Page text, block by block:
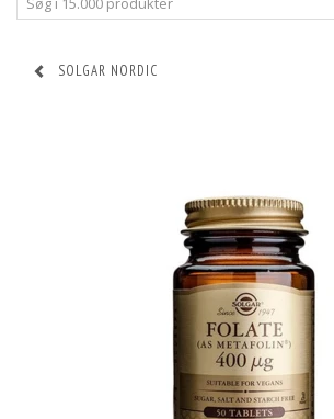
SOLGAR NORDIC